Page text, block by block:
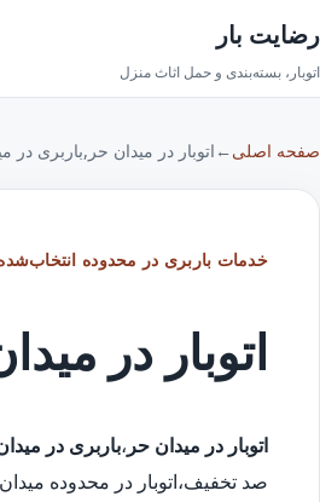
رضایت بار
اتوبار، بسته‌بندی و حمل اثاث منزل
صفحه اصلی ← اتوبار در میدان حر,باربری در
خدمات باربری در محدوده
اتوبار در
اتوبار در میدان حر ،باربری در
صد تخفیف،اتوبار در محدوده